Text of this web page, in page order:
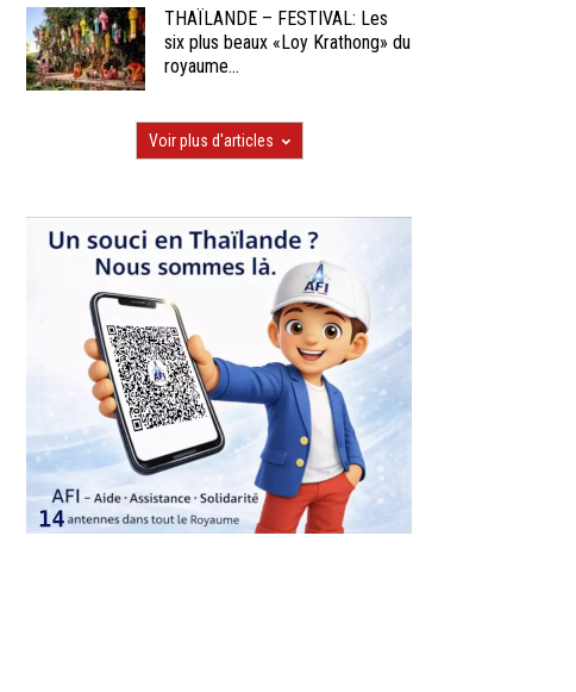
THAÏLANDE – FESTIVAL: Les
six plus beaux «Loy Krathong» du
royaume...
Voir plus d'articles